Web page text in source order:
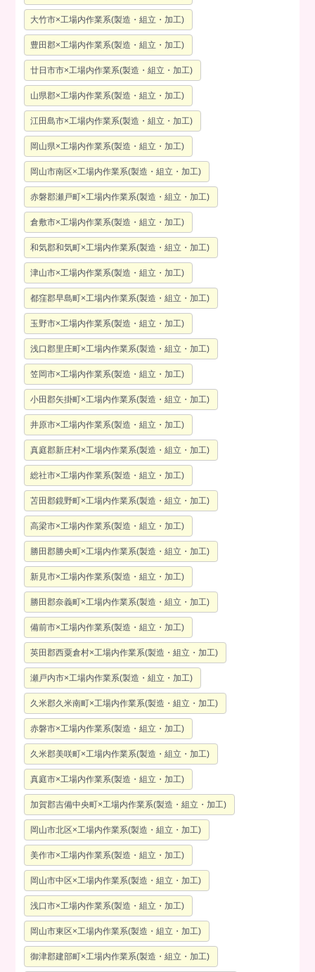
大竹市×工場内作業系(製造・組立・加工)
豊田郡×工場内作業系(製造・組立・加工)
廿日市市×工場内作業系(製造・組立・加工)
山県郡×工場内作業系(製造・組立・加工)
江田島市×工場内作業系(製造・組立・加工)
岡山県×工場内作業系(製造・組立・加工)
岡山市南区×工場内作業系(製造・組立・加工)
赤磐郡瀬戸町×工場内作業系(製造・組立・加工)
倉敷市×工場内作業系(製造・組立・加工)
和気郡和気町×工場内作業系(製造・組立・加工)
津山市×工場内作業系(製造・組立・加工)
都窪郡早島町×工場内作業系(製造・組立・加工)
玉野市×工場内作業系(製造・組立・加工)
浅口郡里庄町×工場内作業系(製造・組立・加工)
笠岡市×工場内作業系(製造・組立・加工)
小田郡矢掛町×工場内作業系(製造・組立・加工)
井原市×工場内作業系(製造・組立・加工)
真庭郡新庄村×工場内作業系(製造・組立・加工)
総社市×工場内作業系(製造・組立・加工)
苫田郡鏡野町×工場内作業系(製造・組立・加工)
高梁市×工場内作業系(製造・組立・加工)
勝田郡勝央町×工場内作業系(製造・組立・加工)
新見市×工場内作業系(製造・組立・加工)
勝田郡奈義町×工場内作業系(製造・組立・加工)
備前市×工場内作業系(製造・組立・加工)
英田郡西粟倉村×工場内作業系(製造・組立・加工)
瀬戸内市×工場内作業系(製造・組立・加工)
久米郡久米南町×工場内作業系(製造・組立・加工)
赤磐市×工場内作業系(製造・組立・加工)
久米郡美咲町×工場内作業系(製造・組立・加工)
真庭市×工場内作業系(製造・組立・加工)
加賀郡吉備中央町×工場内作業系(製造・組立・加工)
岡山市北区×工場内作業系(製造・組立・加工)
美作市×工場内作業系(製造・組立・加工)
岡山市中区×工場内作業系(製造・組立・加工)
浅口市×工場内作業系(製造・組立・加工)
岡山市東区×工場内作業系(製造・組立・加工)
御津郡建部町×工場内作業系(製造・組立・加工)